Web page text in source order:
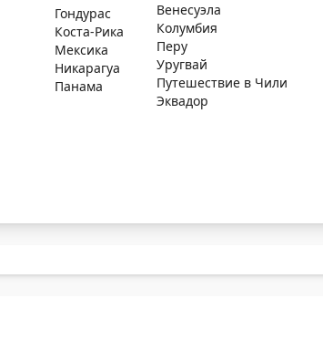
Гондурас
Коста-Рика
Мексика
Никарагуа
Панама
Венесуэла
Колумбия
Перу
Уругвай
Путешествие в Чили
Эквадор